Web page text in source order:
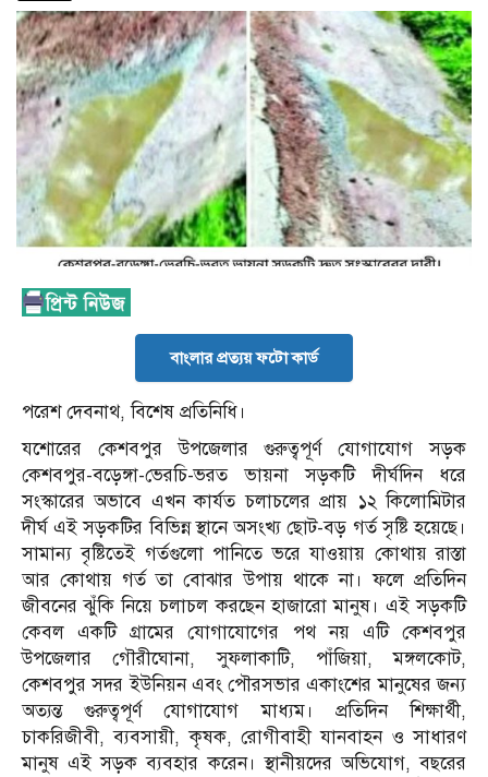
বাংলার প্রত্যয় ফটো কার্ড
পরেশ দেবনাথ, বিশেষ প্রতিনিধি।
যশোরের কেশবপুর উপজেলার গুরুত্বপূর্ণ যোগাযোগ সড়ক
কেশবপুর-বড়েঙ্গা-ভেরচি-ভরত ভায়না সড়কটি দীর্ঘদিন ধরে
সংস্কারের অভাবে এখন কার্যত চলাচলের প্রায় ১২ কিলোমিটার
দীর্ঘ এই সড়কটির বিভিন্ন স্থানে অসংখ্য ছোট-বড় গর্ত সৃষ্টি হয়েছে।
সামান্য বৃষ্টিতেই গর্তগুলো পানিতে ভরে যাওয়ায় কোথায় রাস্তা
আর কোথায় গর্ত তা বোঝার উপায় থাকে না। ফলে প্রতিদিন
জীবনের ঝুঁকি নিয়ে চলাচল করছেন হাজারো মানুষ। এই সড়কটি
কেবল একটি গ্রামের যোগাযোগের পথ নয় এটি কেশবপুর
উপজেলার গৌরীঘোনা, সুফলাকাটি, পাঁজিয়া, মঙ্গলকোট,
কেশবপুর সদর ইউনিয়ন এবং পৌরসভার একাংশের মানুষের জন্য
অত্যন্ত গুরুত্বপূর্ণ যোগাযোগ মাধ্যম। প্রতিদিন শিক্ষার্থী,
চাকরিজীবী, ব্যবসায়ী, কৃষক, রোগীবাহী যানবাহন ও সাধারণ
মানুষ এই সড়ক ব্যবহার করেন। স্থানীয়দের অভিযোগ, বছরের